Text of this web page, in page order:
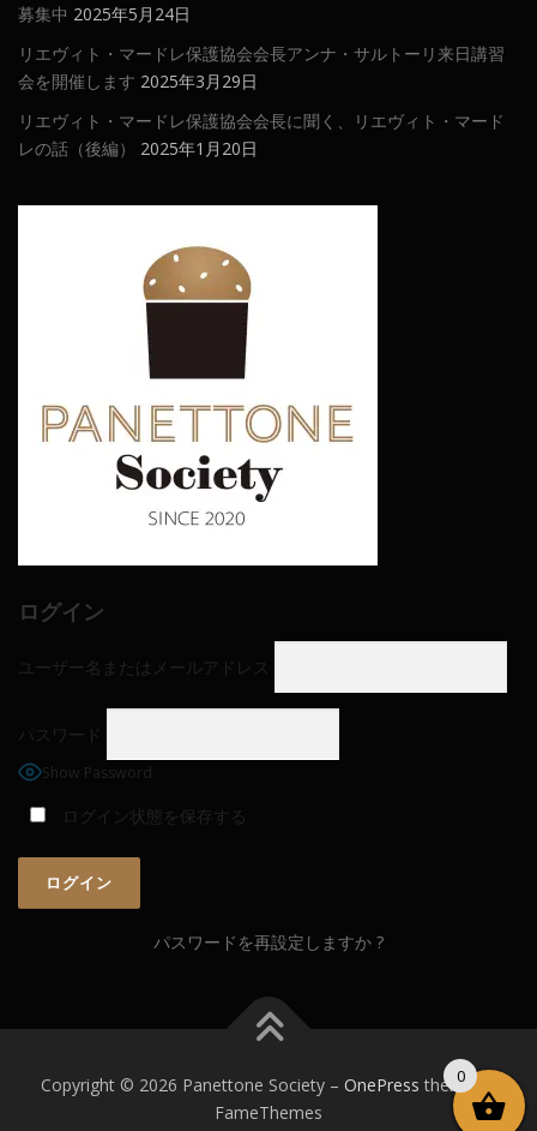
募集中 2025年5月24日
リエヴィト・マードレ保護協会会長アンナ・サルトーリ来日講習
会を開催します 2025年3月29日
リエヴィト・マードレ保護協会会長に聞く、リエヴィト・マード
レの話（後編）
2025年1月20日
ログイン
ユーザー名またはメールアドレス
パスワード
Show Password
ログイン状態を保存する
パスワードを再設定しますか ?
Copyright © 2026 Panettone Society – OnePress theme by
FameThemes
0